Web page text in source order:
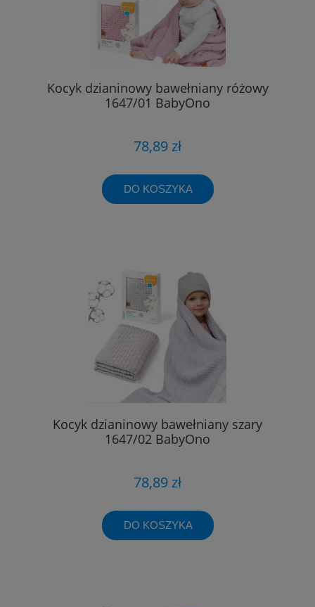
Kocyk dzianinowy bawełniany różowy
1647/01 BabyOno
78,89 zł
DO KOSZYKA
Kocyk dzianinowy bawełniany szary
1647/02 BabyOno
78,89 zł
DO KOSZYKA